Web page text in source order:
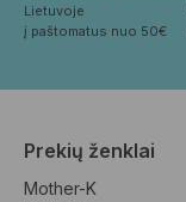
Lietuvoje
į paštomatus nuo 50€
Prekių ženklai
Mother-K